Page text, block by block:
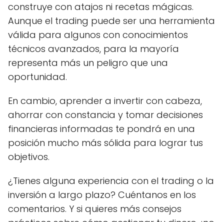
construye con atajos ni recetas mágicas.
Aunque el trading puede ser una herramienta
válida para algunos con conocimientos
técnicos avanzados, para la mayoría
representa más un peligro que una
oportunidad.
En cambio, aprender a invertir con cabeza,
ahorrar con constancia y tomar decisiones
financieras informadas te pondrá en una
posición mucho más sólida para lograr tus
objetivos.
¿Tienes alguna experiencia con el trading o la
inversión a largo plazo? Cuéntanos en los
comentarios. Y si quieres más consejos